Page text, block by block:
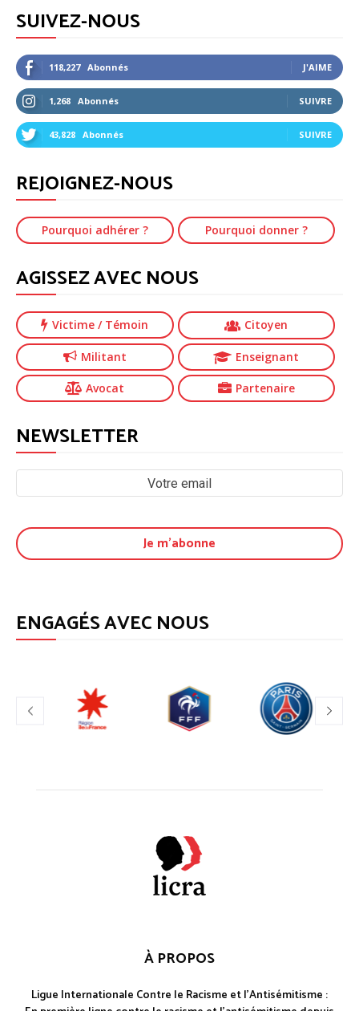
SUIVEZ-NOUS
118,227 Abonnés J'AIME
1,268 Abonnés SUIVRE
43,828 Abonnés SUIVRE
REJOIGNEZ-NOUS
Pourquoi adhérer ? Pourquoi donner ?
AGISSEZ AVEC NOUS
Victime/ Témoin Citoyen
Militant Enseignant
Avocat Partenaire
NEWSLETTER
ENGAGÉS AVEC NOUS
À PROPOS
Ligue Internationale Contre le Racisme et l'Antisémitisme :